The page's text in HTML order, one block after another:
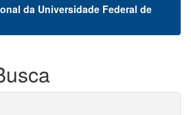
da Universidade Federal de